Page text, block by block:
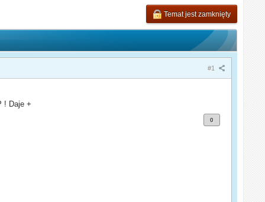
Temat jest zamknięty
#1
! Daje +
0